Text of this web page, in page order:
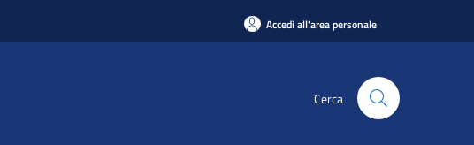
Accedi all'area personale
Cerca